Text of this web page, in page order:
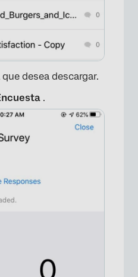
desea descargar.
.